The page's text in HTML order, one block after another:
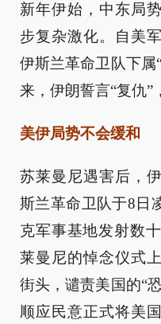
新年伊始，中东局
步复杂激化。自美
伊斯兰革命卫队下属
来，伊朗誓言“复仇”
美伊局势不会缓和
苏莱曼尼遇害后，
斯兰革命卫队于8日
克军事基地发射数
莱曼尼的悼念仪式
街头，谴责美国的“
顺应民意正式将美